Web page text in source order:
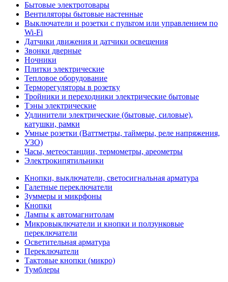
Бытовые электротовары
Вентиляторы бытовые настенные
Выключатели и розетки с пультом или управлением по
Wi-Fi
Датчики движения и датчики освещения
Звонки дверные
Ночники
Плитки электрические
Тепловое оборудование
Терморегуляторы в розетку
Тройники и переходники электрические бытовые
Тэны электрические
Удлинители электрические (бытовые, силовые),
катушки, рамки
Умные розетки (Ваттметры, таймеры, реле напряжения,
УЗО)
Часы, метеостанции, термометры, ареометры
Электрокипятильники
Кнопки, выключатели, светосигнальная арматура
Галетные переключатели
Зуммеры и микрфоны
Кнопки
Лампы к автомагнитолам
Микровыключатели и кнопки и ползунковые
переключатели
Осветительная арматура
Переключатели
Тактовые кнопки (микро)
Тумблеры